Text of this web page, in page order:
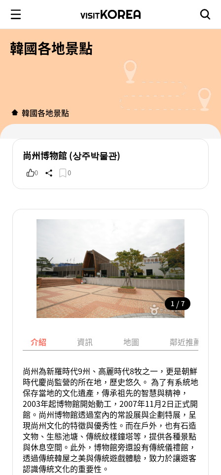
韓國各地景點
韓國各地景點
尚州博物館 (상주박물관)
0 0
1 / 7
介紹 資訊 地圖 鄰近推薦景點
尚州為新羅時代9州、高麗時代8牧之一，更是朝鮮
時代慶尚監營的所在地，歷史悠久。 為了有系統地
保存當地的文化遺產，傳承祖先的智慧與精神，
2003年起博物館開始動工，2007年11月2日正式開
館。尚州博物館透過室內的常設展與企劃特展，呈
現尚州文化的特徵與優秀性。而在戶外，也有石造
文物、生態池塘、傳統紋樣鐘塔等，提供各種景點
與休息空間。此外，博物館旁還設有傳統儀禮館，
透過傳統韓屋之美與傳統遊戲體驗，致力於讓遊客
認識傳統文化的重要性。